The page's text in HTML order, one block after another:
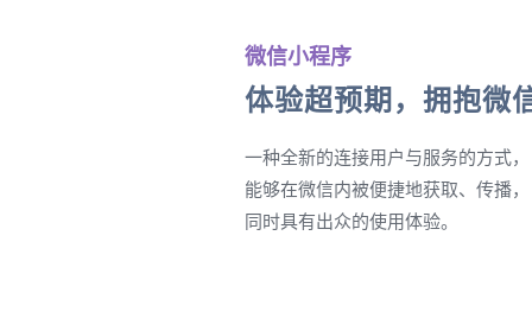
微信小程序
体验超预期，拥抱微
一种全新的连接用户与服务的方式，
能够在微信内被便捷地获取、传播，
同时具有出众的使用体验。